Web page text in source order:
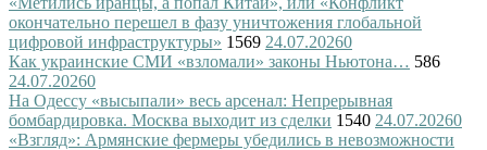
окончательно перешел в фазу уничтожения глобальной
цифровой инфраструктуры» 1569 24.07.20260
Как украинские СМИ «взломали» законы Ньютона… 586
24.07.20260
На Одессу «высыпали» весь арсенал: Непрерывная
бомбардировка. Москва выходит из сделки 1540 24.07.20260
«Взгляд»: Армянские фермеры убедились в невозможности